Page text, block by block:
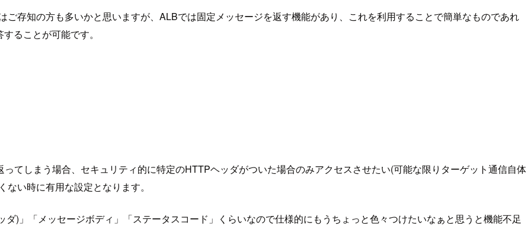
存知の方も多いかと思いますが、ALBでは固定メッセージを返す機能があり、これを利用することで簡単なものであれ
ることが可能です。
てしまう場合、セキュリティ的に特定のHTTPヘッダがついた場合のみアクセスさせたい(可能な限りターゲット通信自体
い時に有用な設定となります。
)」「メッセージボディ」「ステータスコード」くらいなので仕様的にもうちょっと色々つけたいなぁと思うと機能不足